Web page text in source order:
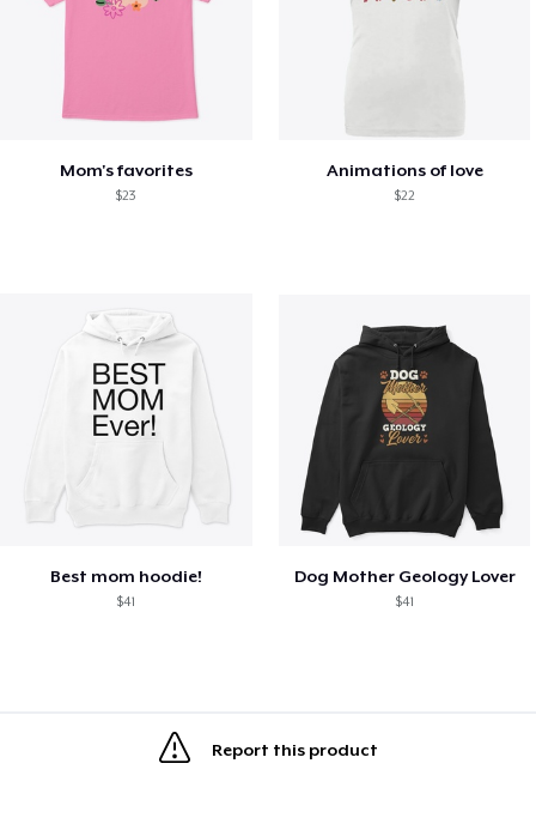
Mom's favorites
$23
Animations of love
$22
Best mom hoodie!
$41
Dog Mother Geology Lover
$41
Report this product